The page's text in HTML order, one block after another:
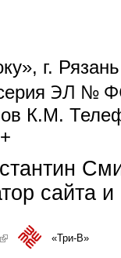
г.
ЭЛ №
К.М.
mail)
сайта
(link is external)«Три-В»